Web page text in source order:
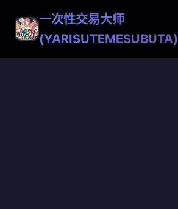
一次性交易大师
(YARISUTEMESUBUTA)